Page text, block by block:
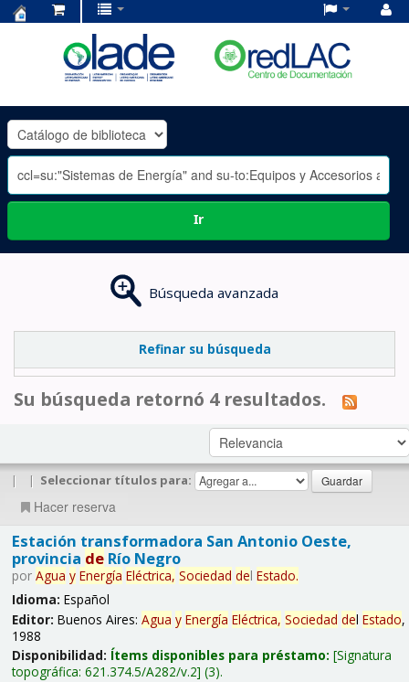
OLADE
-
Ir
Búsqueda avanzada
Refinar su búsqueda
Su búsqueda retornó 4 resultados.
| | Seleccionar títulos para:
Hacer reserva
Estación transformadora San Antonio Oeste,
provincia deRío Negro
por Agua y Energía Eléctrica, Sociedad del Estado.
Idioma: Español
Editor: Buenos Aires: Agua y Energía Eléctrica, Sociedad del Estado,
1988
Disponibilidad: Ítems disponibles para préstamo: Signatura
topográfica: 621.374.5/A282/v.2 (3).